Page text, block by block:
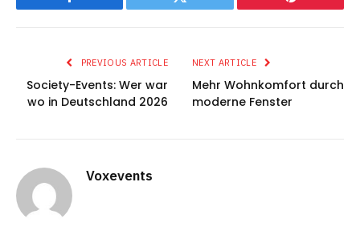
Facebook Twitter Pinterest
PREVIOUS ARTICLE
Society-Events: Wer war
wo in Deutschland 2026
NEXT ARTICLE
Mehr Wohnkomfort durch
moderne Fenster
Voxevents